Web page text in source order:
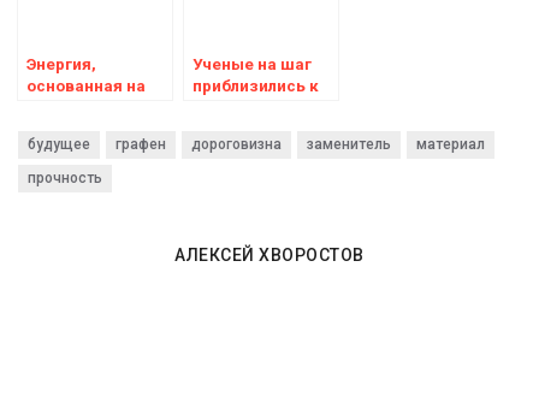
Энергия,
основанная на
ближе после
рекорда теплоты
Ученые на шаг
приблизились к
методом ЭКО из
будущее графен дороговизна заменитель
материал
прочность
АЛЕКСЕЙ ХВОРОСТОВ